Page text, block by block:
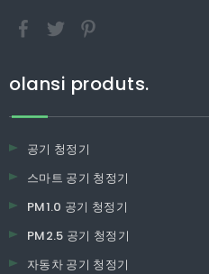
olansi produts.
공기 청정기
스마트 공기 청정기
PM1.0 공기 청정기
PM2.5 공기 청정기
자동차 공기 청정기